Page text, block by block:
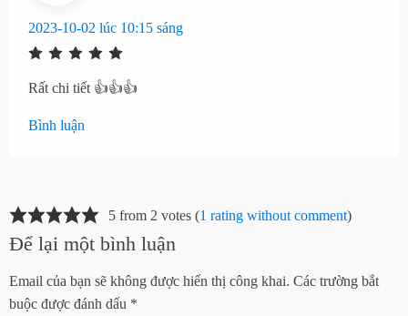
2023-10-02 lúc 10:15 sáng
Rất chi tiết 👍👍👍
Bình luận
5 from 2 votes (1 rating without comment)
Để lại một bình luận
Email của bạn sẽ không được hiển thị công khai. Các trường bắt
buộc được đánh dấu *